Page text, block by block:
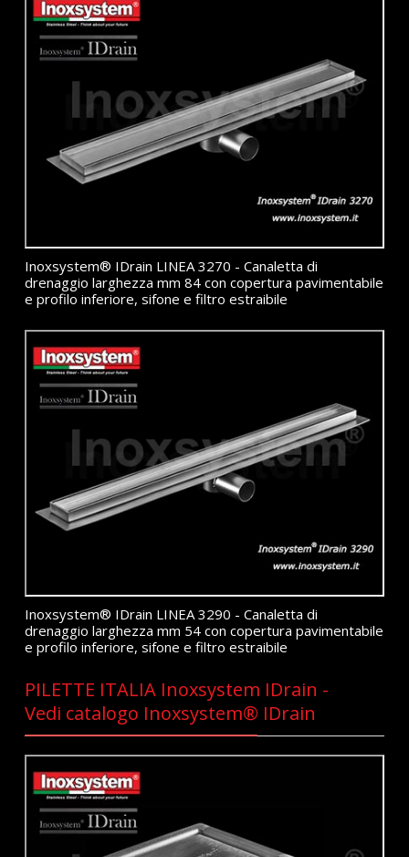
Inoxsystem® IDrain LINEA 3270 - Canaletta di
drenaggio larghezza mm 84 con copertura pavimentabile
e profilo inferiore, sifone e filtro estraibile
Inoxsystem® IDrain LINEA 3290 - Canaletta di
drenaggio larghezza mm 54 con copertura pavimentabile
e profilo inferiore, sifone e filtro estraibile
PILETTE ITALIA Inoxsystem IDrain -
Vedi catalogo Inoxsystem® IDrain